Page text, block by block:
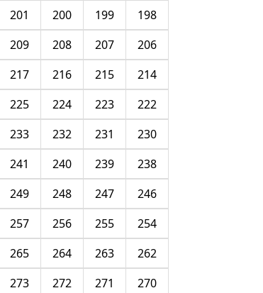
198
199
200
201
206
207
208
209
214
215
216
217
222
223
224
225
230
231
232
233
238
239
240
241
246
247
248
249
254
255
256
257
262
263
264
265
270
271
272
273